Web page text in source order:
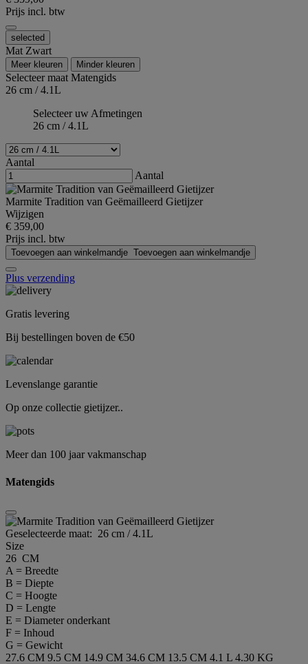
Prijs incl. btw
selected
Mat Zwart
Meer kleuren Minder kleuren
Selecteer maatMatengids
26 cm / 4.1L
Selecteer uw Afmetingen
26 cm / 4.1L
Aantal
Aantal
Marmite Tradition van Geëmailleerd Gietijzer
Wijzigen
€ 359,00
Prijs incl. btw
Toevoegen aan winkelmandje Toevoegen aan winkelmandje
Plus verzending
Gratis levering
Bij bestellingen boven de €50
Levenslange garantie
Op onze collectie gietijzer..
Meer dan 100 jaar vakmanschap
Matengids
Geselecteerde maat: 26 cm / 4.1L
Size
26 CM
A = Breedte
B = Diepte
C = Hoogte
D = Lengte
E = Diameter onderkant
F = Inhoud
G = Gewicht
27.6 CM 9.5 CM 14.9 CM 34.6 CM 13.5 CM 4.1 L 4.30 KG